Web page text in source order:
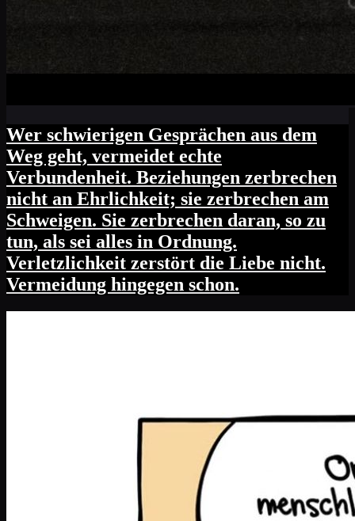
Wer schwierigen Gesprächen aus dem
Weg geht, vermeidet echte
Verbundenheit. Beziehungen zerbrechen
nicht an Ehrlichkeit; sie zerbrechen am
Schweigen. Sie zerbrechen daran, so zu
tun, als sei alles in Ordnung.
Verletzlichkeit zerstört die Liebe nicht.
Vermeidung hingegen schon.